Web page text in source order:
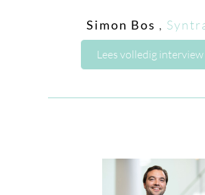
Simon Bos ,
Lees volledig interview